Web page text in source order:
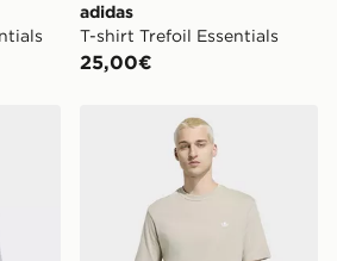
adidas
T-shirt Trefoil Essentials
25,00€
Essentialsadidas T-shirt Trefoil